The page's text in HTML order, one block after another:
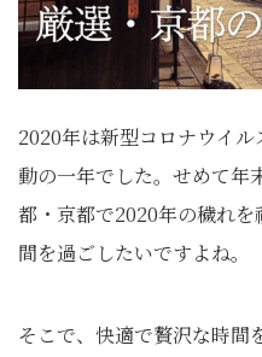
2020年は新型コロナウイ
動の一年でした。せめて年
都・京都で2020年の穢れ
間を過ごしたいですよね。
そこで、快適で贅沢な時間